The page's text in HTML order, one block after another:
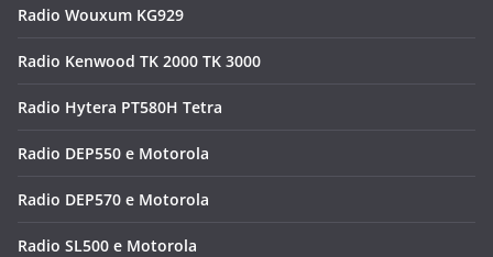
Radio Wouxum KG929
Radio Kenwood TK 2000 TK 3000
Radio Hytera PT580H Tetra
Radio DEP550 e Motorola
Radio DEP570 e Motorola
Radio SL500 e Motorola